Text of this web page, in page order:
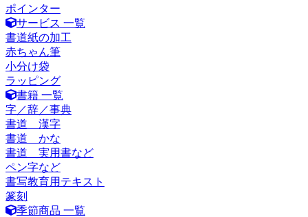
ポインター
サービス 一覧
書道紙の加工
赤ちゃん筆
小分け袋
ラッピング
書籍 一覧
字／辞／事典
書道 漢字
書道 かな
書道 実用書など
ペン字など
書写教育用テキスト
篆刻
季節商品 一覧